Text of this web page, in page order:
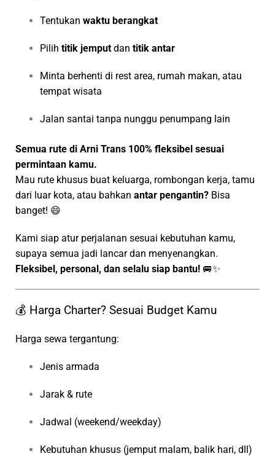
Tentukan waktu berangkat
Pilih titik jemput dan titik antar
Minta berhenti di rest area, rumah makan, atau
tempat wisata
Jalan santai tanpa nunggu penumpang lain
Semua rute di Arni Trans 100% fleksibel sesuai
permintaan kamu.
Mau rute khusus buat keluarga, rombongan kerja, tamu
dari luar kota, atau bahkan antar pengantin? Bisa
banget! 😄
Kami siap atur perjalanan sesuai kebutuhan kamu,
supaya semua jadi lancar dan menyenangkan.
Fleksibel, personal, dan selalu siap bantu! 🚐✨
💰 Harga Charter? Sesuai Budget Kamu
Harga sewa tergantung:
Jenis armada
Jarak & rute
Jadwal (weekend/weekday)
Kebutuhan khusus (jemput malam, balik hari, dll)